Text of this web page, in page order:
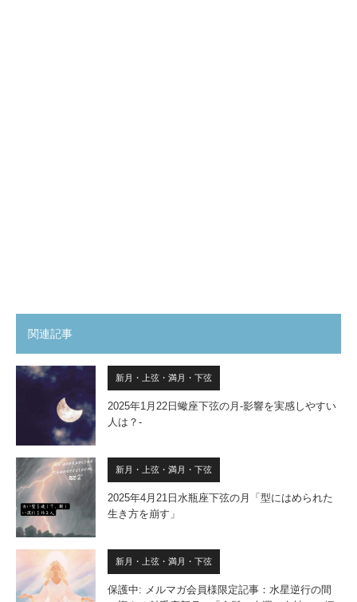
関連記事
新月・上弦・満月・下弦
2025年1月22日蠍座下弦の月-影響を実感しやすい
人は？-
新月・上弦・満月・下弦
2025年4月21日水瓶座下弦の月「型にはめられた
生き方を崩す」
新月・上弦・満月・下弦
保護中: メルマガ会員様限定記事：水星逆行の間